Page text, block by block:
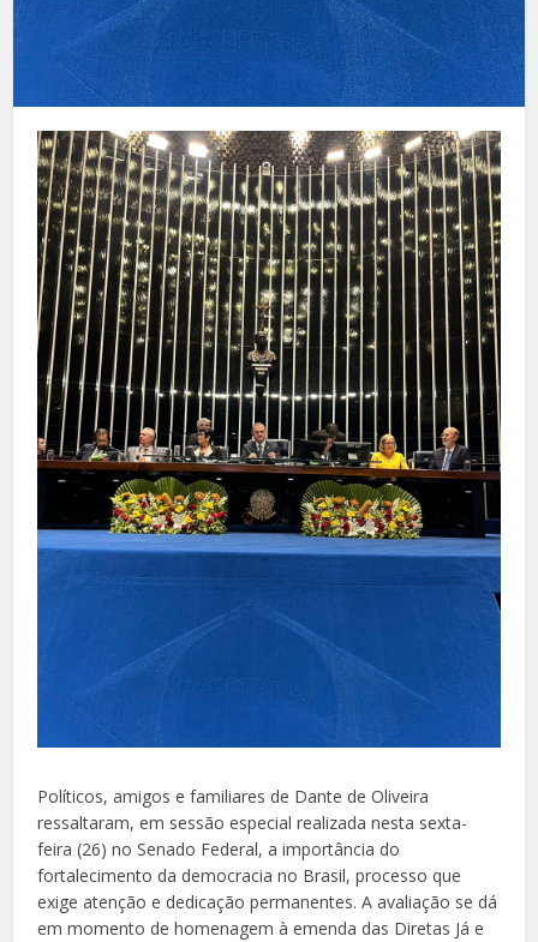
Políticos, amigos e familiares de Dante de Oliveira
ressaltaram, em sessão especial realizada nesta sexta-
feira (26) no Senado Federal, a importância do
fortalecimento da democracia no Brasil, processo que
exige atenção e dedicação permanentes. A avaliação se dá
em momento de homenagem à emenda das Diretas Já e